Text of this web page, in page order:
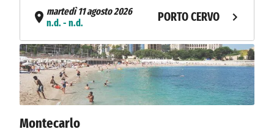
martedì 11 agosto 2026
n.d. - n.d.
PORTO CERVO
mercoledì 12 agosto 2026
n.d. - n.d.
PORT FRÉJUS
giovedì 13 agosto 2026
n.d. - n.d.
SAINT TROPEZ
venerdì 14 agosto 2026
Montecarlo